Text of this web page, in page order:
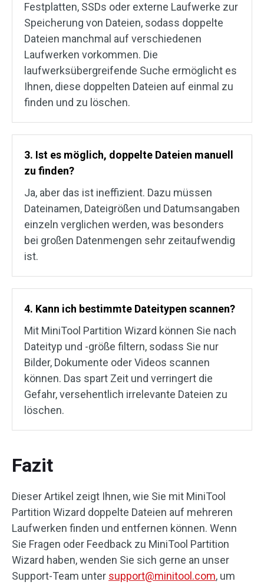
Festplatten, SSDs oder externe Laufwerke zur
Speicherung von Dateien, sodass doppelte
Dateien manchmal auf verschiedenen
Laufwerken vorkommen. Die
laufwerksübergreifende Suche ermöglicht es
Ihnen, diese doppelten Dateien auf einmal zu
finden und zu löschen.
3. Ist es möglich, doppelte Dateien manuell
zu finden?
Ja, aber das ist ineffizient. Dazu müssen
Dateinamen, Dateigrößen und Datumsangaben
einzeln verglichen werden, was besonders
bei großen Datenmengen sehr zeitaufwendig
ist.
4. Kann ich bestimmte Dateitypen scannen?
Mit MiniTool Partition Wizard können Sie nach
Dateityp und -größe filtern, sodass Sie nur
Bilder, Dokumente oder Videos scannen
können. Das spart Zeit und verringert die
Gefahr, versehentlich irrelevante Dateien zu
löschen.
Fazit
Dieser Artikel zeigt Ihnen, wie Sie mit MiniTool
Partition Wizard doppelte Dateien auf mehreren
Laufwerken finden und entfernen können. Wenn
Sie Fragen oder Feedback zu MiniTool Partition
Wizard haben, wenden Sie sich gerne an unser
Support-Team unter support@minitool.com, um